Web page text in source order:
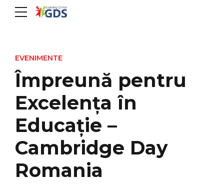
EVENIMENTE
Împreună pentru
Excelența în
Educație –
Cambridge Day
Romania